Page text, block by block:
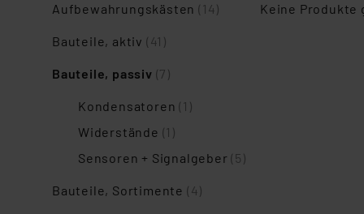
Aufbewahrungskästen(14)
Bauteile, aktiv (41)
Bauteile, passiv (7)
Kondensatoren(1)
Widerstände (1)
Sensoren + Signalgeber(5)
Bauteile, Sortimente (4)
Keine Produkte